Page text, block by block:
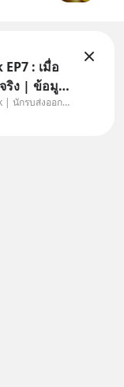
: เมื่อ
มูล
บูสต์โดย Ai Export Playbook | นักรบส่งออกยุค AI